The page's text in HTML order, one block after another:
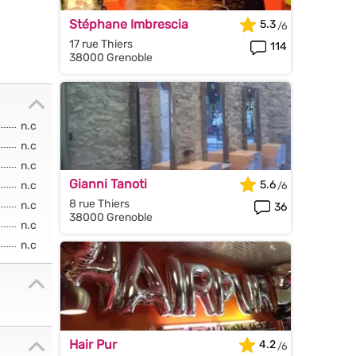
n.c
n.c
n.c
n.c
n.c
n.c
n.c
Stéphane Imbrescia
17 rue Thiers
38000 Grenoble
5.3
114
Gianni Tanoti
8 rue Thiers
38000 Grenoble
5.6
36
Hair Pur 4.2